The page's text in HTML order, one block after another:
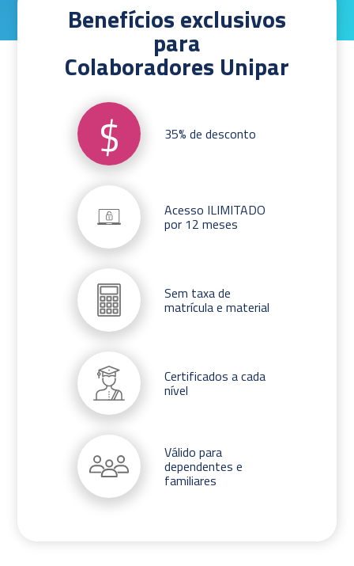
Benefícios exclusivos
para
Colaboradores Unipar
$ 35% de desconto
Acesso ILIMITADO
por 12 meses
Sem taxa de
matrícula e material
Certificados a cada
nível
Válido para
dependentes e
familiares